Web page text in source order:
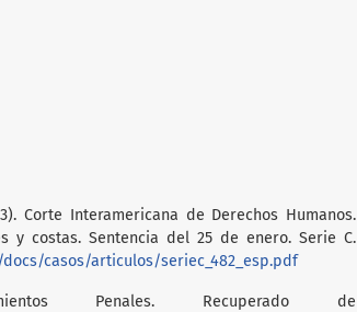
Corte Interamericana de Derechos Humanos.
y costas. Sentencia del 25 de enero. Serie C.
casos/articulos/seriec_482_esp.pdf
Penales. Recuperado de